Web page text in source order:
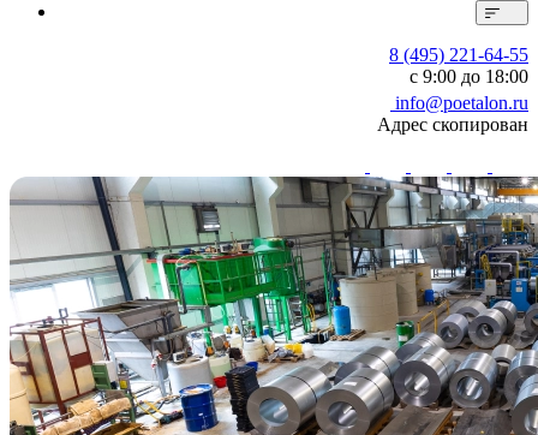
8 (495) 221-64-55
с 9:00 до 18:00
info@poetalon.ru
Адрес скопирован